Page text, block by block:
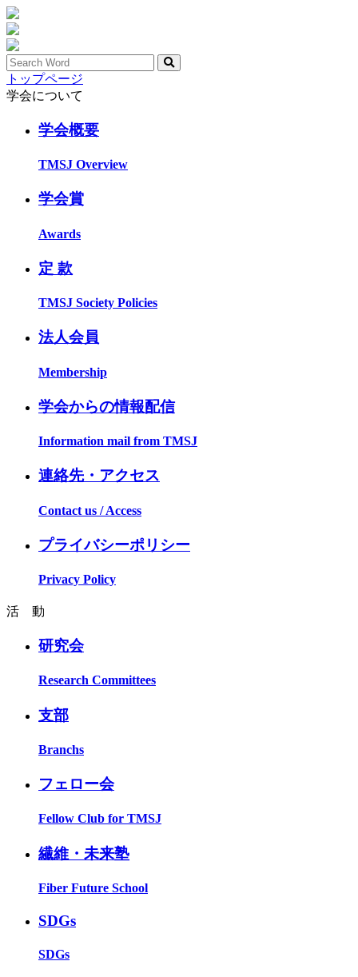
トップページ
学会について
学会概要
TMSJ Overview
学会賞
Awards
定 款
TMSJ Society Policies
法人会員
Membership
学会からの情報配信
Information mail from TMSJ
連絡先・アクセス
Contact us / Access
プライバシーポリシー
Privacy Policy
活 動
研究会
Research Committees
支部
Branchs
フェロー会
Fellow Club for TMSJ
繊維・未来塾
Fiber Future School
SDGs
SDGs